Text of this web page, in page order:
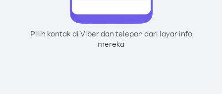
Pilih kontak di Viber dan telepon dari layar info
mereka